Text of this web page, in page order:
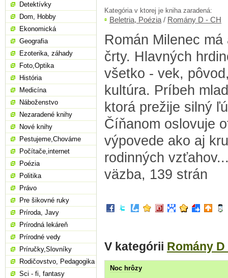
Kategória v ktorej je kniha zaradená:
Beletria, Poézia / Romány D - CH
Román Milenec
črty. Hlavných
všetko - vek,
kultúra. Príbeh
ktorá prežije silný
Číňanom oslovuje
výpovede ako aj
rodinných
väzba, 139 strán
V kategórii Romány D
Noc hrôzy
Detektívky
Dom, Hobby
Ekonomická
Geografia
Ezoterika, záhady
Foto,Optika
História
Medicína
Náboženstvo
Nezaradené knihy
Nové knihy
Pestujeme,Chováme
Počítače,internet
Poézia
Politika
Právo
Pre šikovné ruky
Príroda, Javy
Prírodná lekáreň
Prírodné vedy
Príručky,Slovníky
Rodičovstvo, Pedagogika
Sci - fi, fantasy